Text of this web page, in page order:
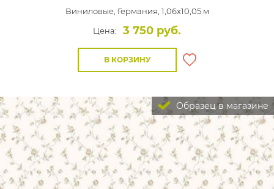
Виниловые, Германия, 1,06x10,05 м
Цена:
3 750 руб.
В КОРЗИНУ
Образец в магазине